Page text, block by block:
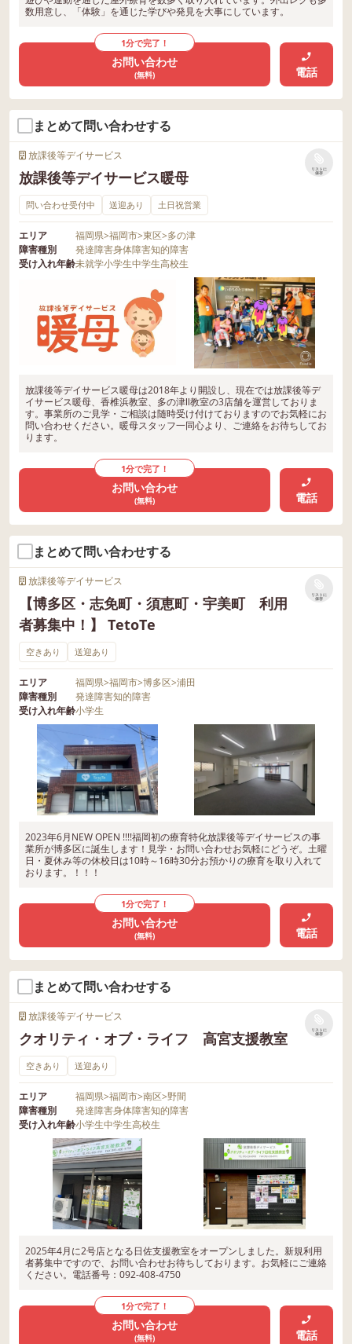
数用意し、「体験」を通じた学びや発見を大事にしています。
1分で完了！
お問い合わせ
(無料) 電話
まとめて問い合わせする
放課後等デイサービス
放課後等デイサービス暖母
リストに
保存
問い合わせ受付中 送迎あり 土日祝営業
エリア 福岡県>福岡市>東区>多の津
障害種別
発達障害身体障害知的障害
受け入れ年齢未就学小学生中学生高校生
放課後等デイサービス暖母は2018年より開設し、現在では放課後等デ
イサービス暖母、香椎浜教室、多の津Ⅱ教室の3店舗を運営しておりま
す。事業所のご見学・ご相談は随時受け付けておりますのでお気軽にお
問い合わせください。暖母スタッフ一同心より、ご連絡をお待ちしてお
ります。
1分で完了！
お問い合わせ
(無料) 電話
まとめて問い合わせする
放課後等デイサービス
【博多区・志免町・須恵町・宇美町 利用
者募集中！】 TetoTe
リストに
保存
空きあり 送迎あり
エリア 福岡県>福岡市>博多区>浦田
障害種別
発達障害知的障害
受け入れ年齢小学生
2023年6月NEW OPEN !!!!福岡初の療育特化放課後等デイサービスの事
業所が博多区に誕生します！見学・お問い合わせお気軽にどうぞ。土曜
日・夏休み等の休校日は10時～16時30分お預かりの療育を取り入れて
おります。！！！
1分で完了！
お問い合わせ
(無料) 電話
まとめて問い合わせする
放課後等デイサービス
クオリティ・オブ・ライフ 高宮支援教室
リストに
保存
空きあり 送迎あり
エリア 福岡県>福岡市>南区>野間
障害種別
発達障害身体障害知的障害
受け入れ年齢小学生中学生高校生
2025年4月に2号店となる日佐支援教室をオープンしました。新規利用
者募集中ですので、お問い合わせお待ちしております。お気軽にご連絡
ください。電話番号：092-408-4750
1分で完了！
お問い合わせ
(無料) 電話